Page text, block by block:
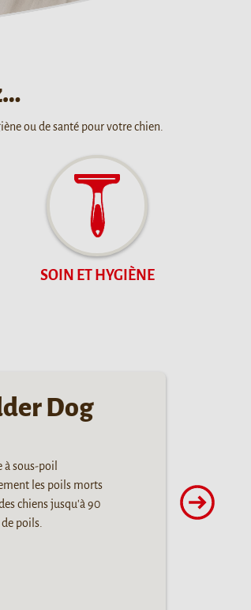
ou de santé pour votre chien.
SOIN ET HYGIÈNE
Dog
à sous-poil
les poils morts
chiens jusqu'à 90
poils.